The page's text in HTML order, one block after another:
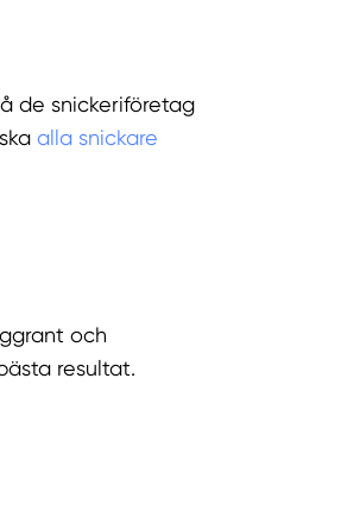
de snickeriföretag
alla snickare
och
resultat.